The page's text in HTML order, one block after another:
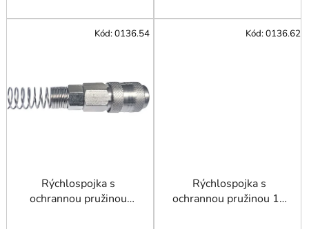
Rýchlospojka s
ochrannou pružinou
Kód:0136.54
Rýchlospojka s
ochrannou pružinou 12
Kód:0136.62